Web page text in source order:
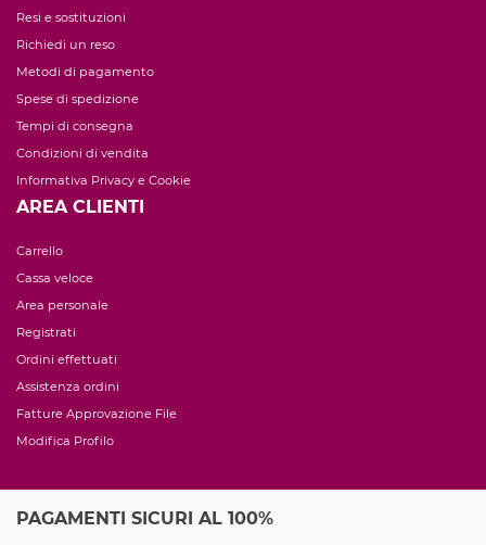
Resi e sostituzioni
Richiedi un reso
Metodi di pagamento
Spese di spedizione
Tempi di consegna
Condizioni di vendita
Informativa Privacy e Cookie
AREA CLIENTI
Carrello
Cassa veloce
Area personale
Registrati
Ordini effettuati
Assistenza ordini
Fatture Approvazione File
Modifica Profilo
PAGAMENTI SICURI AL 100%